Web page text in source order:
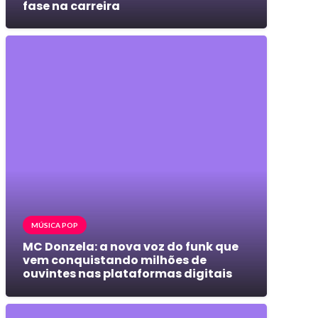
fase na carreira
MÚSICA POP
MC Donzela: a nova voz do funk que
vem conquistando milhões de
ouvintes nas plataformas digitais